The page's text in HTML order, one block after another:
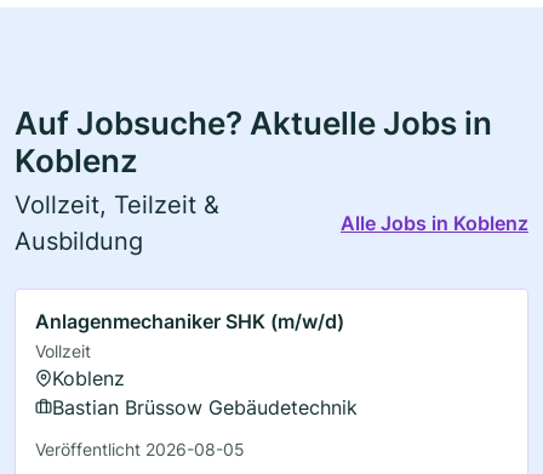
Auf Jobsuche? Aktuelle Jobs in
Koblenz
Vollzeit, Teilzeit &
Ausbildung
Alle Jobs in Koblenz
Anlagenmechaniker SHK (m/w/d)
Vollzeit
Koblenz
Bastian Brüssow Gebäudetechnik
Veröffentlicht 2026-08-05